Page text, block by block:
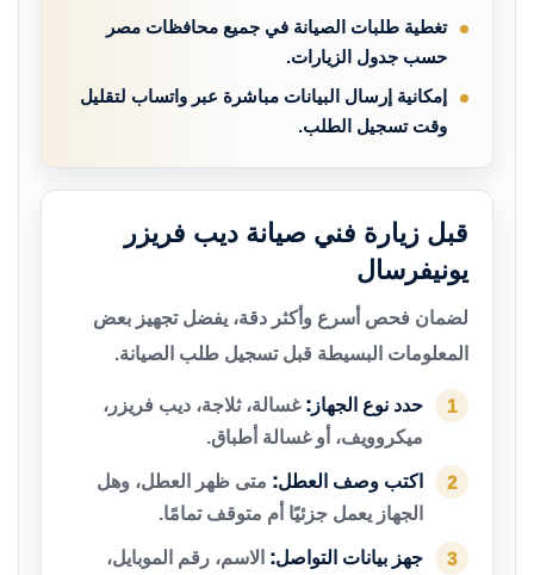
تغطية طلبات الصيانة في جميع محافظات مصر
حسب جدول الزيارات.
إمكانية إرسال البيانات مباشرة عبر واتساب لتقليل
وقت تسجيل الطلب.
قبل زيارة فني صيانة ديب فريزر
يونيفرسال
لضمان فحص أسرع وأكثر دقة، يفضل تجهيز بعض
المعلومات البسيطة قبل تسجيل طلب الصيانة.
1 حدد نوع الجهاز: غسالة، ثلاجة، ديب فريزر،
ميكروويف، أو غسالة أطباق.
2 اكتب وصف العطل: متى ظهر العطل، وهل
الجهاز يعمل جزئيًا أم متوقف تمامًا.
3 جهز بيانات التواصل: الاسم، رقم الموبايل،